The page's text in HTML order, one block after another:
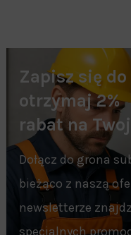
Zapisz się
otrzymaj 2%
rabat na
Dołącz do grona
bieżąco z naszą
newsletterze
specjalnych